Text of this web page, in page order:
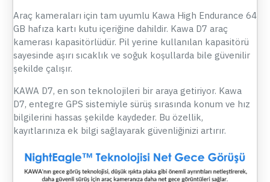
Araç kameraları için tam uyumlu Kawa High Endurance 64
GB hafıza kartı kutu içeriğine dahildir. Kawa D7 araç
kamerası kapasitörlüdür. Pil yerine kullanılan kapasitörü
sayesinde aşırı sıcaklık ve soğuk koşullarda bile güvenilir
şekilde çalışır.
KAWA D7, en son teknolojileri bir araya getiriyor. Kawa
D7, entegre GPS sistemiyle sürüş sırasında konum ve hız
bilgilerini hassas şekilde kaydeder. Bu özellik,
kayıtlarınıza ek bilgi sağlayarak güvenliğinizi artırır.